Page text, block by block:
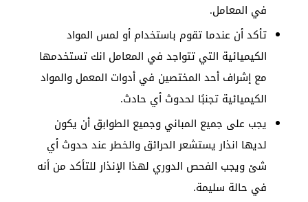
في المعامل.
تأكد أن عندما تقوم باستخدام أو لمس المواد
الكيميائية التي تتواجد في المعامل انك تستخدمها
مع إشراف أحد المختصين في أدوات المعمل والمواد
الكيميائية تجنبًا لحدوث أي حادث.
يجب على جميع المباني وجميع الطوابق أن يكون
لديها انذار يستشعر الحرائق والخطر عند حدوث أي
شئ ويجب الفحص الدوري لهذا الإنذار للتأكد من أنه
في حالة سليمة.